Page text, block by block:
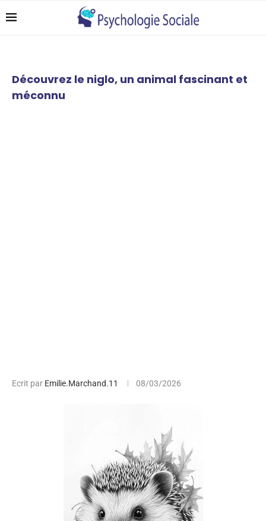
Découvrez le niglo, un animal fascinant et
méconnu
Ecrit par Emilie.Marchand.11 08/03/2026